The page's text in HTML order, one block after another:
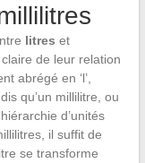
litres et
de leur relation
abrégé en ‘l’,
qu’un millilitre, ou
d’unités
il suffit de
se transforme